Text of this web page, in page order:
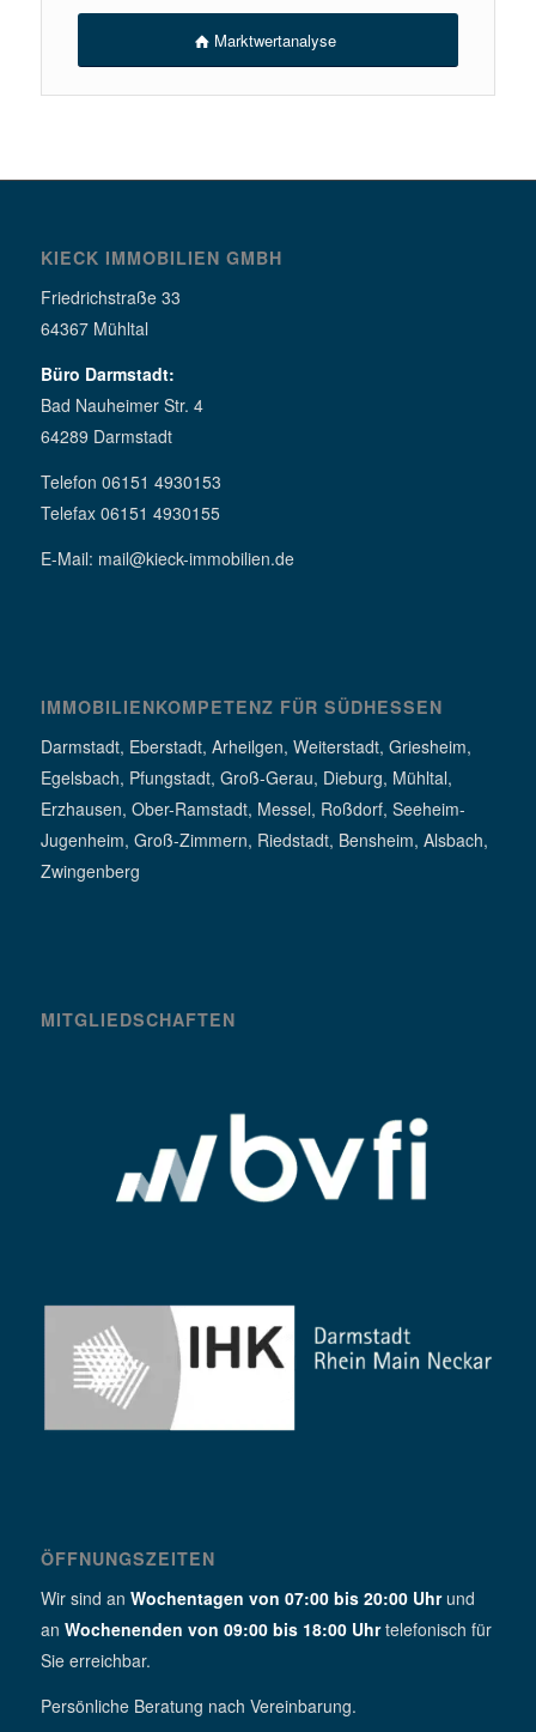
Marktwertanalyse
KIECK IMMOBILIEN GMBH
Friedrichstraße 33
64367 Mühltal
Büro Darmstadt:
Bad Nauheimer Str. 4
64289 Darmstadt
Telefon 06151 4930153
Telefax 06151 4930155
E-Mail: mail@kieck-immobilien.de
IMMOBILIENKOMPETENZ FÜR SÜDHESSEN
Darmstadt, Eberstadt, Arheilgen, Weiterstadt, Griesheim,
Egelsbach, Pfungstadt, Groß-Gerau, Dieburg, Mühltal,
Erzhausen, Ober-Ramstadt, Messel, Roßdorf, Seeheim-
Jugenheim, Groß-Zimmern, Riedstadt, Bensheim, Alsbach,
Zwingenberg
MITGLIEDSCHAFTEN
ÖFFNUNGSZEITEN
Wir sind an Wochentagen von 07:00 bis 20:00 Uhrund
an Wochenenden von 09:00 bis 18:00 Uhrtelefonisch für
Sie erreichbar.
Persönliche Beratung nach Vereinbarung.